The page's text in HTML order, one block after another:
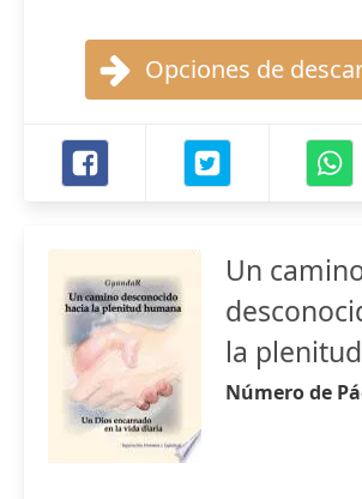
Opciones de
Un
la
Número de